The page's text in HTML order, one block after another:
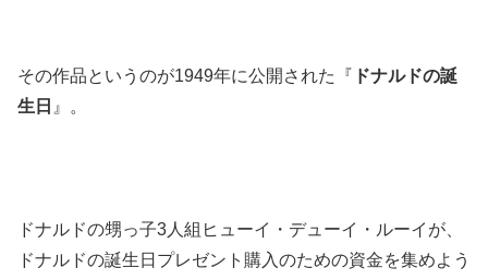
その作品というのが1949年に公開された『 ドナルドの誕
生日 』。
ドナルドの甥っ子3人組ヒューイ・デューイ・ルーイが、
ドナルドの誕生日プレゼント購入のための資金を集めよう